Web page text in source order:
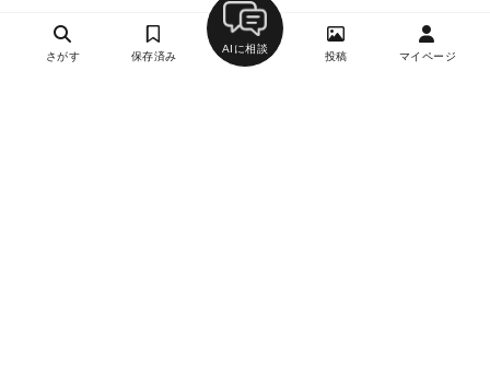
さがす 保存済み
AIに相談
投稿 マイページ